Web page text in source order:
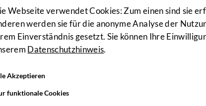
Webseite verwendet Cookies: Zum einen sind sie
werden sie für die anonyme Analyse der
Einverständnis gesetzt. Sie können Ihre
Datenschutzhinweis.
Akzeptieren
funktionale Cookies
für Bedienstete des